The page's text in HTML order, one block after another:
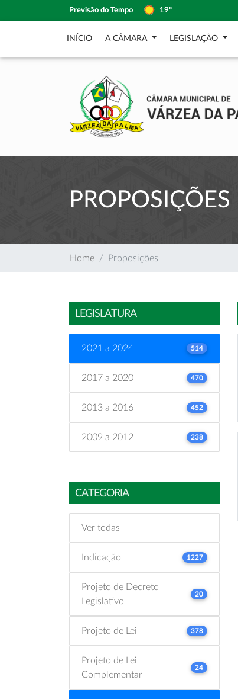
Previsão do Tempo 19º
INÍCIO A CÂMARA LEGISLAÇÃO
PROPOSIÇÕES
Home Proposições
LEGISLATURA
2021 a 2024 514
2017 a 2020 470
2013 a 2016 452
2009 a 2012 238
CATEGORIA
Ver todas
Indicação 1227
Projeto de Decreto
Legislativo
20
Projeto de Lei 378
Projeto de Lei
Complementar
24